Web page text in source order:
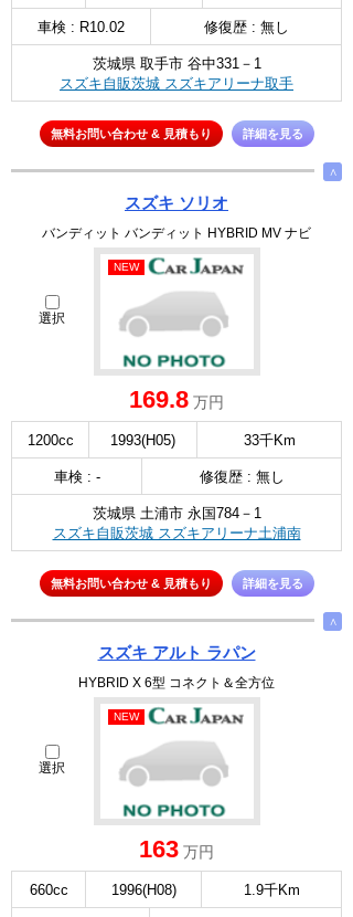
車検 : R10.02 修復歴 : 無し
茨城県 取手市 谷中331－1
スズキ自販茨城 スズキアリーナ取手
無料お問い合わせ & 見積もり 詳細を見る
∧
スズキ ソリオ
バンディット バンディット HYBRID MV ナビ
選択
NEW
169.8 万円
1200cc 1993(H05) 33千Km
車検 : - 修復歴 : 無し
茨城県 土浦市 永国784－1
スズキ自販茨城 スズキアリーナ土浦南
無料お問い合わせ & 見積もり 詳細を見る
∧
スズキ アルト ラパン
HYBRID X 6型 コネクト＆全方位
選択
NEW
163 万円
660cc 1996(H08) 1.9千Km